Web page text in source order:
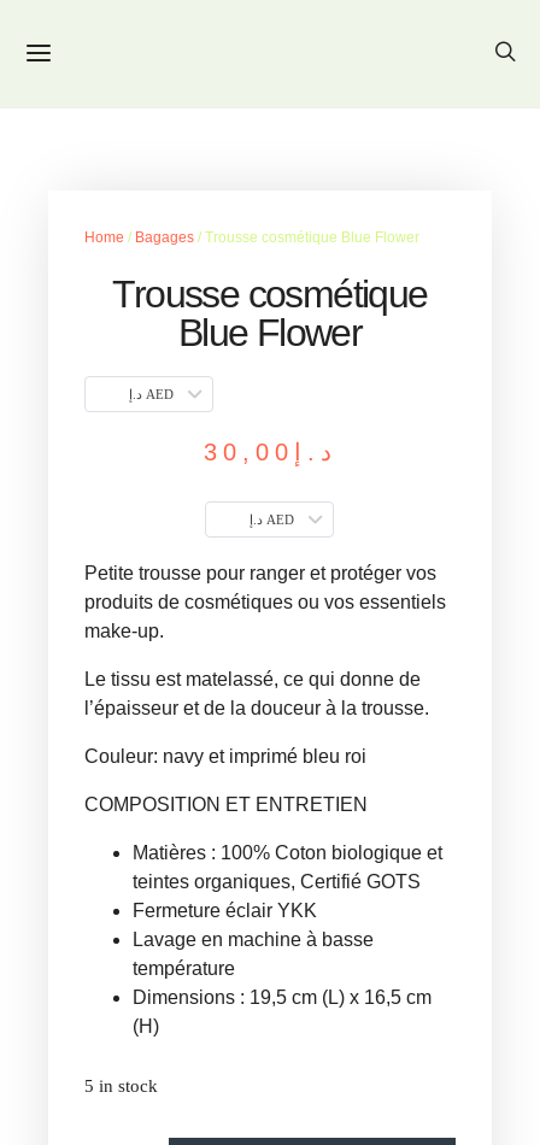
Home / Bagages / Trousse cosmétique Blue Flower
Trousse cosmétique
Blue Flower
د.إ AED
د.إ 30,00
د.إ AED
Petite trousse pour ranger et protéger vos
produits de cosmétiques ou vos essentiels
make-up.
Le tissu est matelassé, ce qui donne de
l’épaisseur et de la douceur à la trousse.
Couleur: navy et imprimé bleu roi
COMPOSITION ET ENTRETIEN
Matières : 100% Coton biologique et
teintes organiques, Certifié GOTS
Fermeture éclair YKK
Lavage en machine à basse
température
Dimensions : 19,5 cm (L) x 16,5 cm
(H)
5 in stock